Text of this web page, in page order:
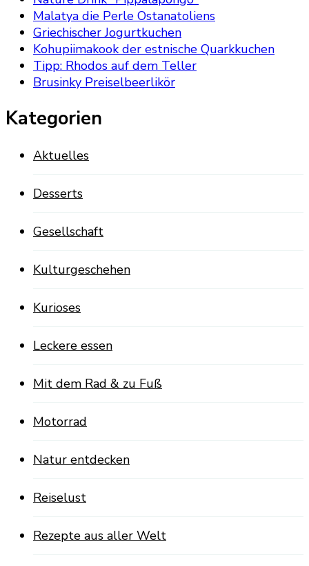
Malatya die Perle Ostanatoliens
Griechischer Jogurtkuchen
Kohupiimakook der estnische Quarkkuchen
Tipp: Rhodos auf dem Teller
Brusinky Preiselbeerlikör
Kategorien
Aktuelles
Desserts
Gesellschaft
Kulturgeschehen
Kurioses
Leckere essen
Mit dem Rad & zu Fuß
Motorrad
Natur entdecken
Reiselust
Rezepte aus aller Welt